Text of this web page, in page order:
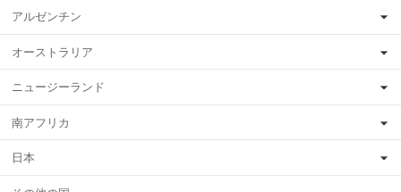
アルゼンチン
オーストラリア
ニュージーランド
南アフリカ
日本